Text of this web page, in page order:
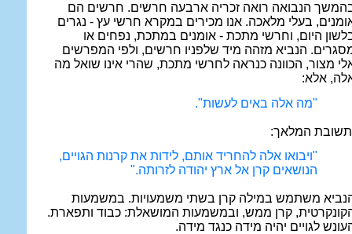
הנבואה רואה זכריה ארבעה חרשים. חרשים הם
בעלי מלאכה. אנו מכירים במקרא חרשי עץ - נגרים
היום, וחרשי מתכת - אומנים במתכת, נפחים או
הנביא מזהה מיד שלפניו חרשים, ולפי המפרשים
מצור, הכוונה כנראה לחרשי מתכת, שהרי אינו שואל מה
אלא:
"מה אלה באים לעשות".
המלאך:
"ויבואו אלה להחריד אותם, לידות את קרנות הגויים,
הנושאים קרן אל ארץ יהודה לזרותה."
משתמש במילה קרן בשתי משמעויות. במשמעות
קרן ממש, ובמשמעות המושאלת: כבוד ותפארת.
לגויים יהיה מידה כנגד מידה.